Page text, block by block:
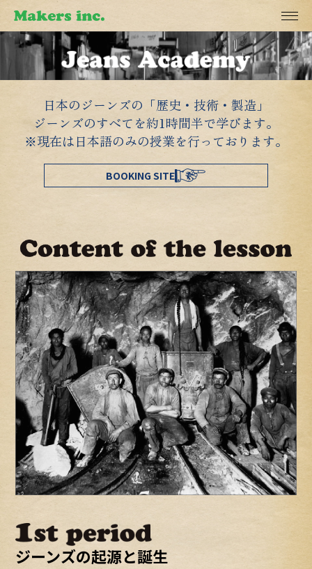
日本のジーンズの「歴史・技術・製造」
ジーンズのすべてを約1時間半で学びます。
※現在は日本語のみの授業を行っております。
BOOKING SITE
ジーンズの起源と誕生